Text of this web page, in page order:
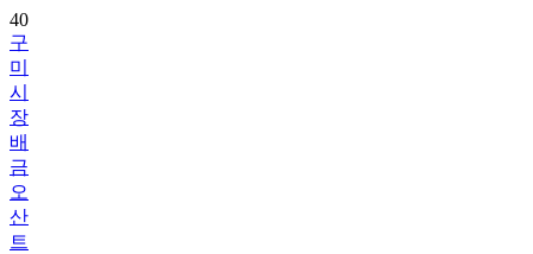
40
구
미
시
장
배
금
오
산
트